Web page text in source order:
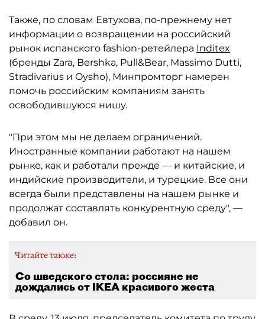
Также, по словам Евтухова, по-прежнему нет
информации о возвращении на российский
рынок испанского fashion-ретейлера Inditex
(бренды Zara, Bershka, Pull&Bear, Massimo Dutti,
Stradivarius и Oysho), Минпромторг намерен
помочь российским компаниям занять
освободившуюся нишу.
"При этом мы не делаем ограничений.
Иностранные компании работают на нашем
рынке, как и работали прежде — и китайские, и
индийские производители, и турецкие. Все они
всегда были представлены на нашем рынке и
продолжат составлять конкурентную среду", —
добавил он.
Читайте также:
Со шведского стола: россияне не
дождались от IKEA красивого жеста